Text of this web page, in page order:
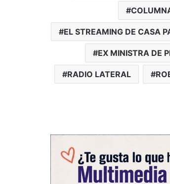
EL STREAMING DE CASA
EX MINISTRA DE
RADIO LATERAL